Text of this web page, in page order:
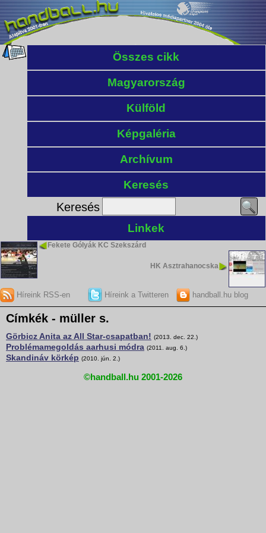
Összes cikk
Magyarország
Külföld
Képgaléria
Archívum
Keresés
Keresés
Linkek
Fekete Gólyák KC Szekszárd
HK Asztrahanocska
Híreink RSS-en Híreink a Twitteren handball.hu blog
Címkék - müller s.
Görbicz Anita az All Star-csapatban! (2013. dec. 22.)
Problémamegoldás aarhusi módra (2011. aug. 6.)
Skandináv körkép (2010. jún. 2.)
©handball.hu 2001-2026